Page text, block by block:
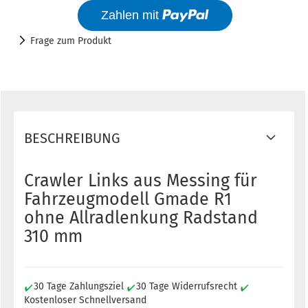
Frage zum Produkt
BESCHREIBUNG
Crawler Links aus Messing für
Fahrzeugmodell Gmade R1
ohne Allradlenkung Radstand
310 mm
30 Tage Zahlungsziel
30 Tage Widerrufsrecht
Kostenloser Schnellversand